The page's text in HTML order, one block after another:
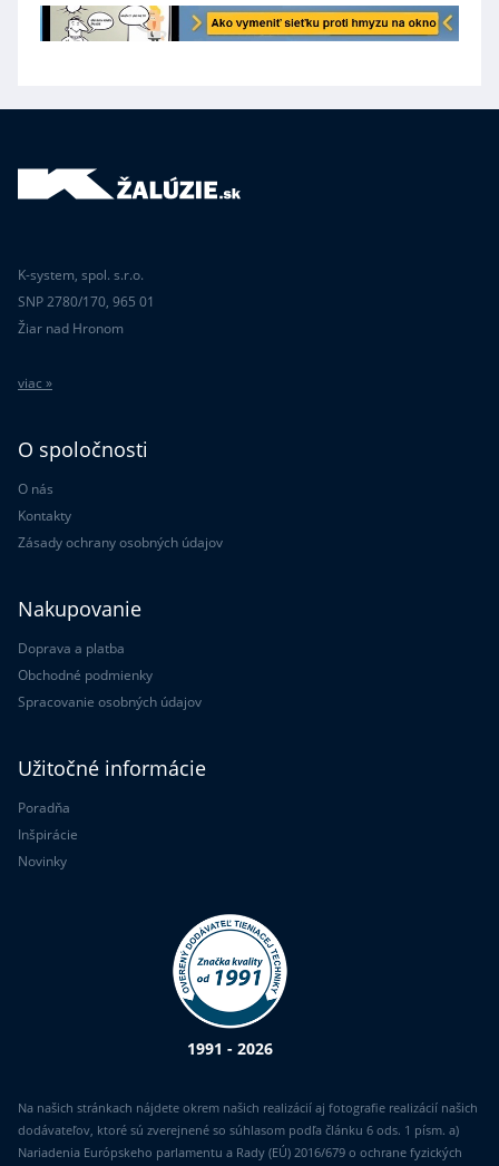
K-system, spol. s.r.o.
SNP 2780/170, 965 01
Žiar nad Hronom
viac »
O spoločnosti
O nás
Kontakty
Zásady ochrany osobných údajov
Nakupovanie
Doprava a platba
Obchodné podmienky
Spracovanie osobných údajov
Užitočné informácie
Poradňa
Inšpirácie
Novinky
1991 - 2026
Na našich stránkach nájdete okrem našich realizácií aj fotografie realizácií našich
dodávateľov, ktoré sú zverejnené so súhlasom podľa článku 6 ods. 1 písm. a)
Nariadenia Európskeho parlamentu a Rady (EÚ) 2016/679 o ochrane fyzických